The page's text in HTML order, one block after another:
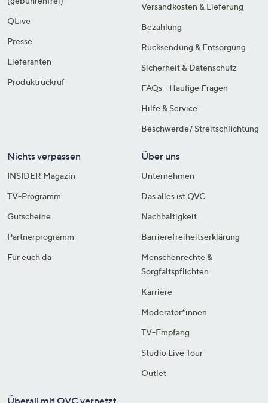
QLive
Presse
Lieferanten
Produktrückruf
Versandkosten & Lieferung
Bezahlung
Rücksendung & Entsorgung
Sicherheit & Datenschutz
FAQs - Häufige Fragen
Hilfe & Service
Beschwerde/ Streitschlichtung
Nichts verpassen
INSIDER Magazin
TV-Programm
Gutscheine
Partnerprogramm
Für euch da
Über uns
Unternehmen
Das alles ist QVC
Nachhaltigkeit
Barrierefreiheitserklärung
Menschenrechte &
Sorgfaltspflichten
Karriere
Moderator*innen
TV-Empfang
Studio Live Tour
Outlet